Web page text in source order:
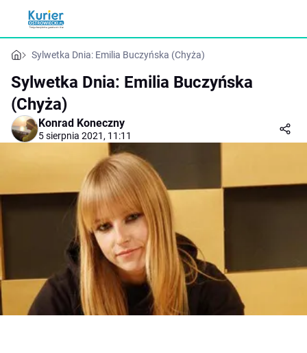
Sylwetka Dnia: Emilia Buczyńska (Chyża)
Sylwetka Dnia: Emilia Buczyńska
(Chyża)
Konrad Koneczny
5 sierpnia 2021, 11:11